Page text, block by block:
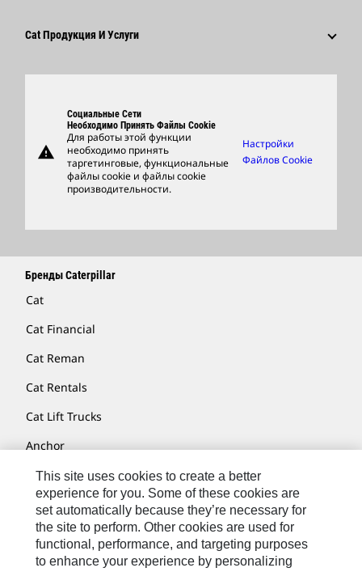
Новейшие Технологии
Cat Продукция И Услуги
Support
Фирменные Товары
Найти Дилера
warning
Социальные Сети
Необходимо Принять Файлы Cookie
Для работы этой функции
необходимо принять
таргетинговые, функциональные
файлы cookie и файлы cookie
производительности.
Настройки
Файлов Cookie
Бренды Caterpillar
Cat
Cat Financial
Cat Reman
Cat Rentals
Cat Lift Trucks
Anchor
AsiaTrak
FG Wilson
Hindustan
MaK
This site uses cookies to create a better
experience for you. Some of these cookies are
set automatically because they’re necessary for
the site to perform. Other cookies are used for
functional, performance, and targeting purposes
to enhance your experience by personalizing